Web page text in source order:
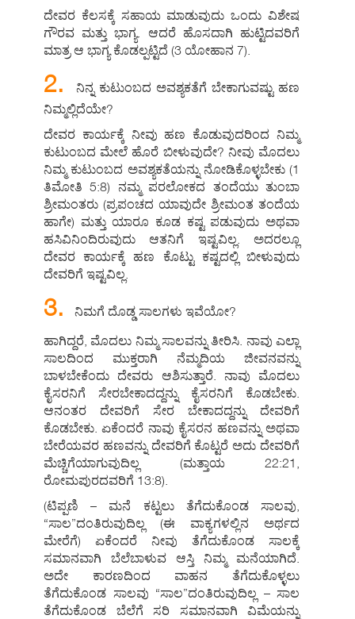
ದೇವರ ಕೆಲಸಕ್ಕೆ ಸಹಾಯ ಮಾಡುವುದು ಒಂದು ವಿಶೇಷ
ಗೌರವ ಮತ್ತು ಭಾಗ್ಯ. ಆದರೆ ಹೊಸದಾಗಿ ಹುಟ್ಟಿದವರಿಗೆ
ಮಾತ್ರ ಆ ಭಾಗ್ಯ ಕೊಡಲ್ಪಟ್ಟಿದೆ (3 ಯೋಹಾನ 7).
2.
ನಿನ್ನ ಕುಟುಂಬದ ಅವಶ್ಯಕತೆಗೆ ಬೇಕಾಗುವಷ್ಟು ಹಣ
ನಿಮ್ಮಲ್ಲಿದೆಯೇ?
ದೇವರ ಕಾರ್ಯಕ್ಕೆ ನೀವು ಹಣ ಕೊಡುವುದರಿಂದ ನಿಮ್ಮ
ಕುಟುಂಬದ ಮೇಲೆ ಹೊರೆ ಬೀಳುವುದೇ? ನೀವು ಮೊದಲು
ನಿಮ್ಮ ಕುಟುಂಬದ ಅವಶ್ಯಕತೆಯನ್ನು ನೋಡಿಕೊಳ್ಳಬೇಕು (1
ತಿಮೋತಿ 5:8) ನಮ್ಮ ಪರಲೋಕದ ತಂದೆಯು ತುಂಬಾ
ಶ್ರೀಮಂತರು (ಪ್ರಪಂಚದ ಯಾವುದೇ ಶ್ರೀಮಂತ ತಂದೆಯ
ಹಾಗೇ) ಮತ್ತು ಯಾರೂ ಕೂಡ ಕಷ್ಟ ಪಡುವುದು ಅಥವಾ
ಹಸಿವಿನಿಂದಿರುವುದು ಆತನಿಗೆ ಇಷ್ಟವಿಲ್ಲ. ಅದರಲ್ಲೂ
ದೇವರ ಕಾರ್ಯಕ್ಕೆ ಹಣ ಕೊಟ್ಟು ಕಷ್ಟದಲ್ಲಿ ಬೀಳುವುದು
ದೇವರಿಗೆ ಇಷ್ಟವಿಲ್ಲ.
3.
ನಿಮಗೆ ದೊಡ್ಡ ಸಾಲಗಳು ಇವೆಯೋ?
ಹಾಗಿದ್ದರೆ, ಮೊದಲು ನಿಮ್ಮ ಸಾಲವನ್ನು ತೀರಿಸಿ. ನಾವು ಎಲ್ಲಾ
ಸಾಲದಿಂದ ಮುಕ್ತರಾಗಿ ನೆಮ್ಮದಿಯ ಜೀವನವನ್ನು
ಬಾಳಬೇಕೆಂದು ದೇವರು ಆಶಿಸುತ್ತಾರೆ. ನಾವು ಮೊದಲು
ಕೈಸರನಿಗೆ ಸೇರಬೇಕಾದದ್ದನ್ನು ಕೈಸರನಿಗೆ ಕೊಡಬೇಕು.
ಆನಂತರ ದೇವರಿಗೆ ಸೇರ ಬೇಕಾದದ್ದನ್ನು ದೇವರಿಗೆ
ಕೊಡಬೇಕು. ಏಕೆಂದರೆ ನಾವು ಕೈಸರನ ಹಣವನ್ನು ಅಥವಾ
ಬೇರೆಯವರ ಹಣವನ್ನು ದೇವರಿಗೆ ಕೊಟ್ಟರೆ ಅದು ದೇವರಿಗೆ
ಮೆಚ್ಚಿಗೆಯಾಗುವುದಿಲ್ಲ (ಮತ್ತಾಯ 22:21,
ರೋಮಪುರದವರಿಗೆ 13:8).
(ಟಿಪ್ಪಣಿ – ಮನೆ ಕಟ್ಟಲು ತೆಗೆದುಕೊಂಡ ಸಾಲವು,
“ಸಾಲ”ದಂತಿರುವುದಿಲ್ಲ (ಈ ವಾಕ್ಯಗಳಲ್ಲಿನ ಅರ್ಥದ
ಮೇರೆಗೆ) ಏಕೆಂದರೆ ನೀವು ತೆಗೆದುಕೊಂಡ ಸಾಲಕ್ಕೆ
ಸಮಾನವಾಗಿ ಬೆಲೆಬಾಳುವ ಆಸ್ತಿ ನಿಮ್ಮ ಮನೆಯಾಗಿದೆ.
ಅದೇ ಕಾರಣದಿಂದ ವಾಹನ ತೆಗೆದುಕೊಳ್ಳಲು
ತೆಗೆದುಕೊಂಡ ಸಾಲವು “ಸಾಲ”ದಂತಿರುವುದಿಲ್ಲ – ಸಾಲ
ತೆಗೆದುಕೊಂಡ ಬೆಲೆಗೆ ಸರಿ ಸಮಾನವಾಗಿ ವಿಮೆಯನ್ನು